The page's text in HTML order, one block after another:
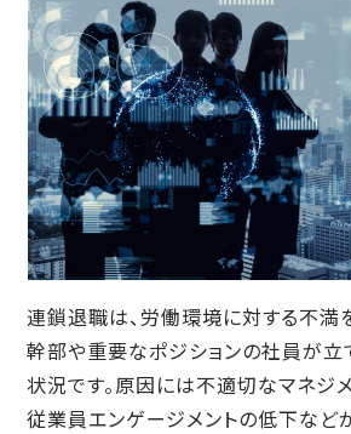
連鎖退職は、労働環境に対する不満
幹部や重要なポジションの社員が立
状況です。原因には不適切なマネジ
従業員エンゲージメントの低下など